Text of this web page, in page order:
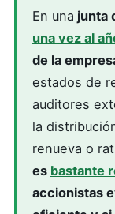
En una junta
una vez al
de la
estados de
auditores
la
renueva o
es bastante
accionistas